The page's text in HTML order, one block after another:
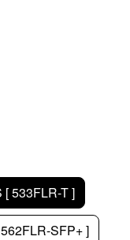
[ 533FLR-T ]
SFP+ ]